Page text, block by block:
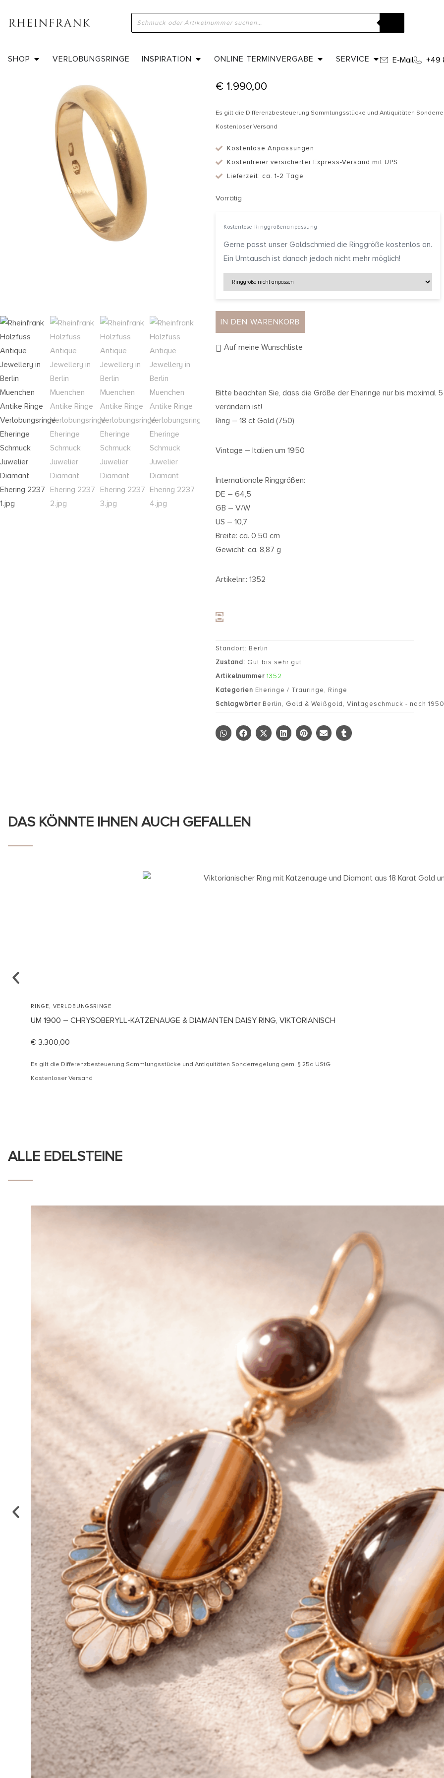
SHOP VERLOBUNGSRINGE INSPIRATION ONLINE TERMINVERGABE SERVICE E-Mail +49
Home»Shop»Um 1950 – Italienischer Ehering
UM 1950 – ITALIENISCHER EHERING
€ 1.990,00
Es gilt die Differenzbesteuerung Sammlungsstücke und Antiquitäten
Kostenloser Versand
Kostenlose Anpassungen
Kostenfreier versicherter Express-Versand mit UPS
Lieferzeit: ca. 1-2 Tage
Vorrätig
Kostenlose Ringgrößenanpassung
Gerne passt unser Goldschmied die Ringgröße kostenlos an.
Ein Umtausch ist danach jedoch nicht mehr möglich!
IN DEN WARENKORB
Auf meine Wunschliste
Bitte beachten Sie, dass die Größe der Eheringe nur bis maximal
verändern ist!
Ring – 18 ct Gold (750)
Vintage – Italien um 1950
Internationale Ringgrößen:
DE – 64,5
GB – V/W
US – 10,7
Breite: ca. 0,50 cm
Gewicht: ca. 8,87 g
Artikelnr.: 1352
Standort: Berlin
Zustand: Gut bis sehr gut
Artikelnummer1352
Kategorien Eheringe / Trauringe, Ringe
Schlagwörter Berlin, Gold & Weißgold,Vintageschmuck - nach 1950
DAS KÖNNTE IHNEN AUCH GEFALLEN
RINGE, VERLOBUNGSRINGE
UM 1900 – CHRYSOBERYLL-KATZENAUGE & DIAMANTEN DAISY RING, VIKTORIANISCH
€ 3.300,00
Es gilt die Differenzbesteuerung Sammlungsstücke und Antiquitäten Sonderregelung gem. § 25a UStG
Kostenloser Versand
ALLE EDELSTEINE